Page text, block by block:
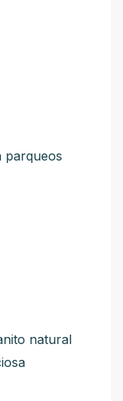
parqueos
natural